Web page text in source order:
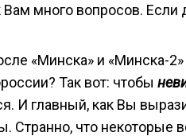
много вопросов.
«Минска» и «Минска-
Так вот: чтобы
И главный, как Вы
Странно, что некоторые